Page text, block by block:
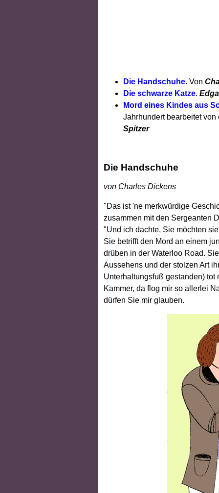
Die Handschuhe. Von
Die schwarze Katze.
Mord eines Kindes aus
Jahrhundert bearbeitet
Spitzer
Die Handschuhe
von Charles Dickens
"Das ist 'ne merkwürdige
zusammen mit den Sergeanten
"Und ich dachte, Sie möchten
Sie betrifft den Mord an einem
drüben in der Waterloo Road.
Aussehens und der stolzen Art
Unterhaltungsfuß gestanden)
Kammer, da flog mir so allerlei
dürfen Sie mir glauben.